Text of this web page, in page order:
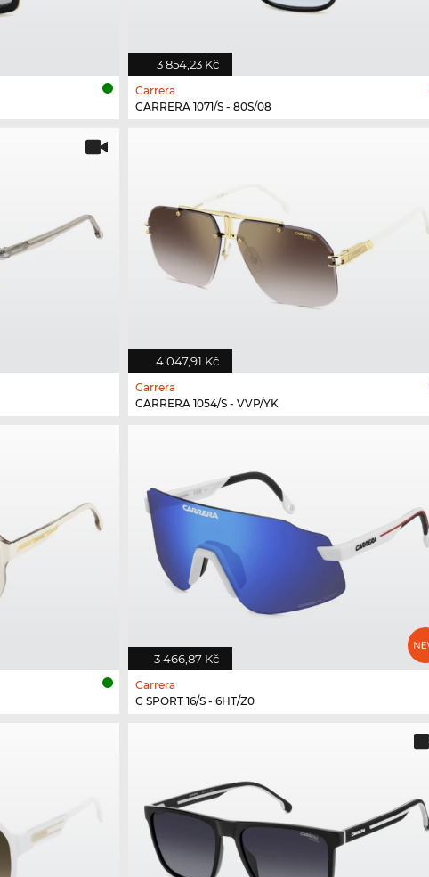
3 854,23 Kč
Carrera
CARRERA 1071/S - 80S/08
4 047,91 Kč
Carrera
CARRERA 1054/S - VVP/YK
3 466,87 Kč
Carrera
C SPORT 16/S - 6HT/Z0